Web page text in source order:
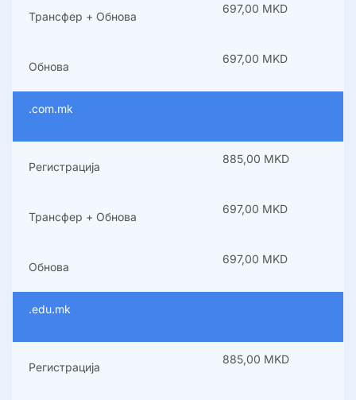
Трансфер + Обнова
697,00 MKD
Обнова
697,00 MKD
.com.mk
Регистрација
885,00 MKD
Трансфер + Обнова
697,00 MKD
Обнова
697,00 MKD
.edu.mk
Регистрација
885,00 MKD